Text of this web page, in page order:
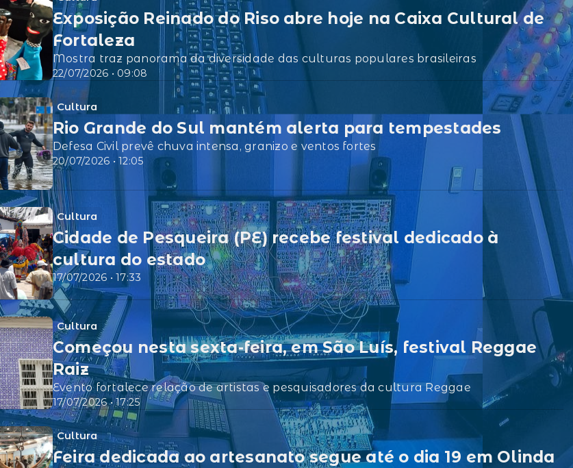
22/07/2026 • 09:08
Exposição Reinado do Riso abre hoje na Caixa Cultural de
Fortaleza
Mostra traz panorama da diversidade das culturas populares brasileiras
Cultura
20/07/2026 • 12:05
Rio Grande do Sul mantém alerta para tempestades
Defesa Civil prevê chuva intensa, granizo e ventos fortes
Cultura
17/07/2026 • 17:33
Cidade de Pesqueira (PE) recebe festival dedicado à
cultura do estado
Cultura
17/07/2026 • 17:25
Começou nesta sexta-feira, em São Luís, festival Reggae
Raiz
Evento fortalece relação de artistas e pesquisadores da cultura Reggae
Cultura
Feira dedicada ao artesanato segue até o dia 19 em Olinda